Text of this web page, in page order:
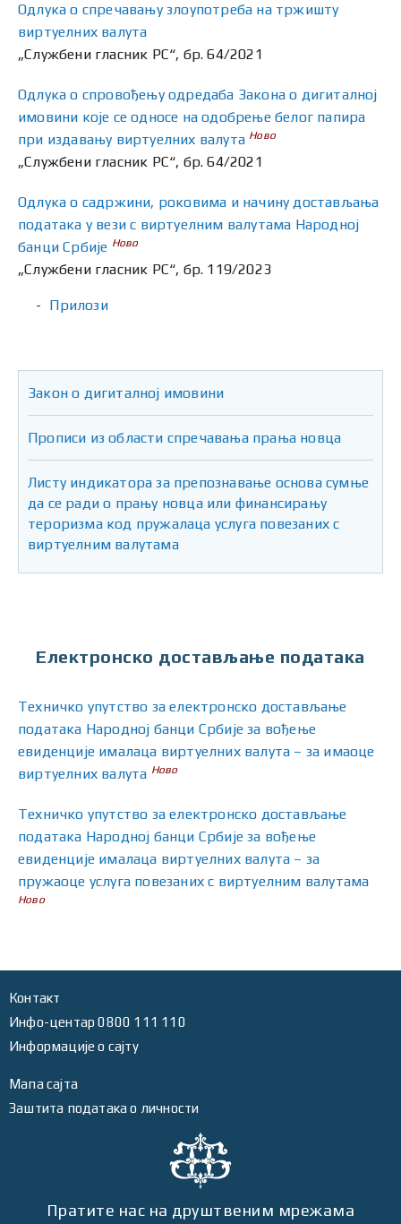
Одлука о спречавању злоупотребa на тржишту
виртуелних валута
„Службени гласник РС“, бр. 64/2021
Одлука о спровођењу одредаба Закона о дигиталној
имовини које се односе на одобрење белог папира
при издавању виртуелних валута Ново
„Службени гласник РС“, бр. 64/2021
Одлука о садржини, роковима и начину достављања
података у вези с виртуелним валутама Народној
банци Србије Ново
„Службени гласник РС“, бр. 119/2023
Прилози
Закон о дигиталној имовини
Прописи из области спречавања прања новца
Листу индикатора за препознавање основа сумње
да се ради о прању новца или финансирању
тероризма код пружалаца услуга повезаних с
виртуелним валутама
Електронско достављање података
Техничко упутство за електронско достављање
података Народној банци Србије за вођење
евиденције ималаца виртуелних валута – за имаоце
виртуелних валута Ново
Техничко упутство за електронско достављање
података Народној банци Србије за вођење
евиденције ималаца виртуелних валута – за
пружаоце услуга повезаних с виртуелним валутама
Ново
Контакт
Инфо-центар 0800 111 110
Информације о сајту
Мапа сајта
Заштита података о личности
Пратите нас на друштвеним мрежама